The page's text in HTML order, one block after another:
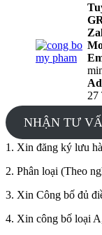
27
NHẬN TƯ
1. Xin đăng ký lưu
2. Phân loại (Theo
3. Xin Công bố đủ
4. Xin công bố loại